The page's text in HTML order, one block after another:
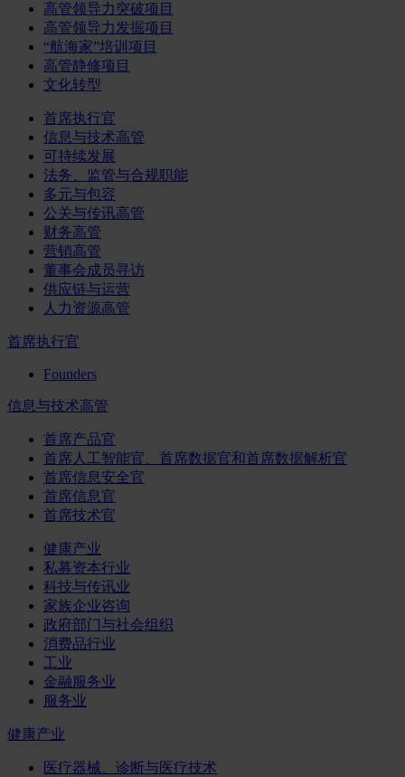
高管领导力突破项目
高管领导力发掘项目
“航海家”培训项目
高管静修项目
文化转型
首席执行官
信息与技术高管
可持续发展
法务、监管与合规职能
多元与包容
公关与传讯高管
财务高管
营销高管
董事会成员寻访
供应链与运营
人力资源高管
首席执行官
Founders
信息与技术高管
首席产品官
首席人工智能官、首席数据官和首席数据解析官
首席信息安全官
首席信息官
首席技术官
健康产业
私募资本行业
科技与传讯业
家族企业咨询
政府部门与社会组织
消费品行业
工业
金融服务业
服务业
健康产业
医疗器械、诊断与医疗技术